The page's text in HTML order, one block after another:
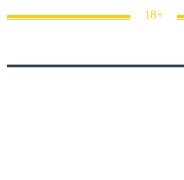
18+